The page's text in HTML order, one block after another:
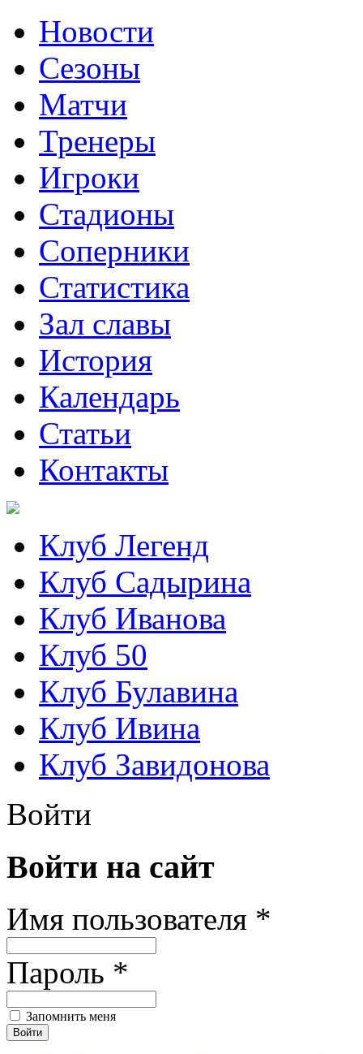
Новости
Сезоны
Матчи
Тренеры
Игроки
Стадионы
Соперники
Статистика
Зал славы
История
Календарь
Статьи
Контакты
Клуб Легенд
Клуб Садырина
Клуб Иванова
Клуб 50
Клуб Булавина
Клуб Ивина
Клуб Завидонова
Войти
Войти на сайт
Имя пользователя *
Пароль *
Запомнить меня